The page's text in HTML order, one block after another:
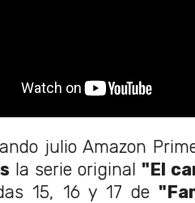
julio Amazon
la serie original "El
15, 16 y 17 de